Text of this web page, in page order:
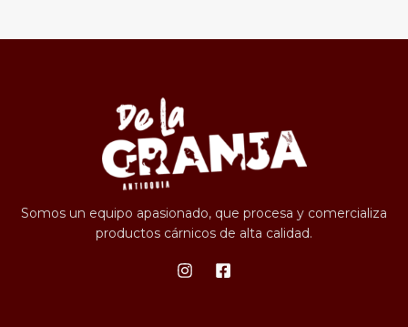
Somos un equipo apasionado, que procesa y comercializa
productos cárnicos de alta calidad.